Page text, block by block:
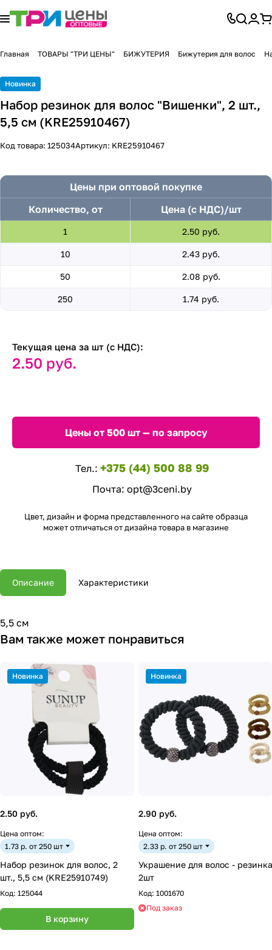
Главная ТОВАРЫ "ТРИ ЦЕНЫ" БИЖУТЕРИЯ Бижутерия для волос
Новинка
Набор резинок для волос "Вишенки", 2 шт.,
5,5 см (KRE25910467)
Код товара: 125034Артикул: KRE25910467
Цены при оптовой покупке
Количество, от
Цена (с НДС)/шт
1 2.50 руб.
10 2.43 руб.
50 2.08 руб.
250 1.74 руб.
Текущая цена за шт (с НДС):
2.50 руб.
Цены от 500 шт — по запросу
Тел.: +375 (44) 500 88 99
Почта: opt@3ceni.by
Цвет, дизайн и форма представленного на сайте образца
может отличаться от дизайна товара в магазине
Описание Характеристики
5,5 см
Вам также может понравиться
Новинка
2.50 руб.
Цена оптом:
1.73 р. от 250 шт
Набор резинок для волос, 2
шт., 5,5 см (KRE25910749)
Код: 125044
В корзину
Новинка
2.90 руб.
Цена оптом:
2.33 р. от 250 шт
Украшение для волос - резинка
2шт
Код: 1001670
Под заказ